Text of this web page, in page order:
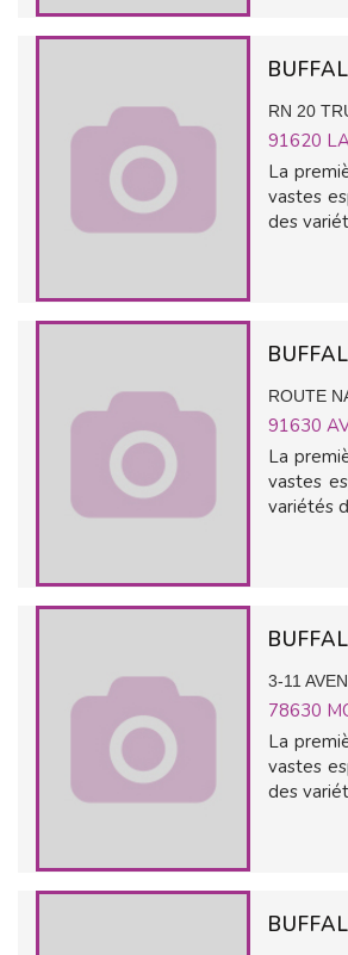
RN 20
91620
La
vastes
des
ROUTE
91630
La
vastes
variétés
3-11
78630
La
vastes
des